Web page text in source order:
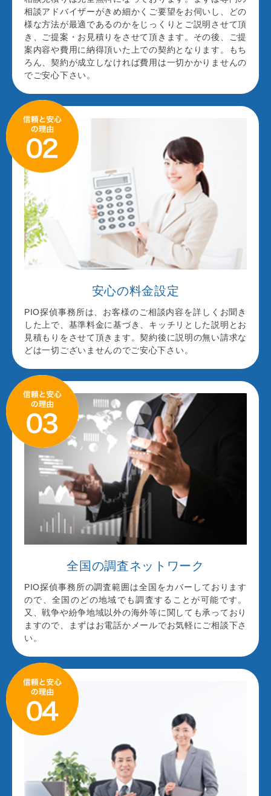
相談アドバイザーがきめ細かくご要望をお伺いし、どの
様な方法が最適であるのかをじっくりとご説明させて頂
き、ご提案・お見積りをさせて頂きます。その後、ご提
案内容や費用に納得頂いた上での契約となります。もち
ろん、契約が成立しなければ費用は一切かかりませんの
でご安心下さい。
安心の料金設定
PIO探偵事務所は、お客様のご相談内容を詳しくお聞き
した上で、基準料金に基づき、キッチリとした説明とお
見積もりをさせて頂きます。契約後に説明の無い請求な
どは一切ございませんのでご安心下さい。
全国の調査ネットワーク
PIO探偵事務所の調査範囲は全国をカバーしております
ので、全国のどの地域でも調査することが可能です。
又、戦争や紛争地域以外の海外等に関しても承っており
ますので、まずはお電話かメールでお気軽にご相談下さ
い。